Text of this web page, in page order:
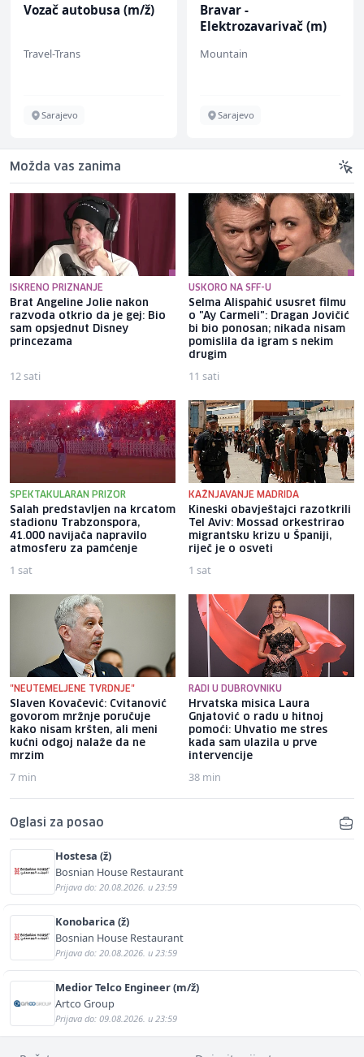
Vozač autobusa (m/ž)
Travel-Trans
Sarajevo
Bravar -
Elektrozavarivač (m)
Mountain
Sarajevo
Možda vas zanima
ISKRENO PRIZNANJE
Brat Angeline Jolie nakon
razvoda otkrio da je gej: Bio
sam opsjednut Disney
princezama
12 sati
USKORO NA SFF-U
Selma Alispahić ususret filmu
o "Ay Carmeli": Dragan Jovičić
bi bio ponosan; nikada nisam
pomislila da igram s nekim
drugim
11 sati
SPEKTAKULARAN PRIZOR
Salah predstavljen na krcatom
stadionu Trabzonspora,
41.000 navijača napravilo
atmosferu za pamćenje
1 sat
KAŽNJAVANJE MADRIDA
Kineski obavještajci razotkrili
Tel Aviv: Mossad orkestrirao
migrantsku krizu u Španiji,
riječ je o osveti
1 sat
"NEUTEMELJENE TVRDNJE"
Slaven Kovačević: Cvitanović
govorom mržnje poručuje
kako nisam kršten, ali meni
kućni odgoj nalaže da ne
mrzim
7 min
RADI U DUBROVNIKU
Hrvatska misica Laura
Gnjatović o radu u hitnoj
pomoći: Uhvatio me stres
kada sam ulazila u prve
intervencije
38 min
Oglasi za posao
Hostesa (ž)
Bosnian House Restaurant
Prijava do: 20.08.2026. u 23:59
Konobarica (ž)
Bosnian House Restaurant
Prijava do: 20.08.2026. u 23:59
Medior Telco Engineer (m/ž)
Artco Group
Prijava do: 09.08.2026. u 23:59